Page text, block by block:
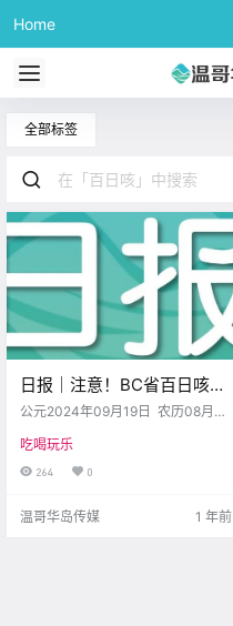
Home
全部标签
日报｜注意！BC省百日咳病
例激增！Saanich开了首个家
公元2024年09月19日 农历08月
黄历 > 维多利亚本周气象预报（华
吃喝玩乐
264 0
温哥华岛传媒 1 年前